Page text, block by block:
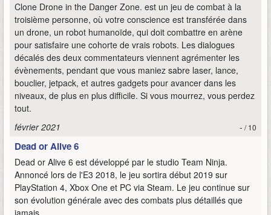
Clone Drone in the Danger Zone. est un jeu de combat à la
troisième personne, où votre conscience est transférée dans
un drone, un robot humanoïde, qui doit combattre en arène
pour satisfaire une cohorte de vrais robots. Les dialogues
décalés des deux commentateurs viennent agrémenter les
évènements, pendant que vous maniez sabre laser, lance,
bouclier, jetpack, et autres gadgets pour avancer dans les
niveaux, de plus en plus difficile. Si vous mourrez, vous perdez
tout.
février 2021
- / 10
Dead or Alive 6
Dead or Alive 6 est développé par le studio Team Ninja.
Annoncé lors de l'E3 2018, le jeu sortira début 2019 sur
PlayStation 4, Xbox One et PC via Steam. Le jeu continue sur
son évolution générale avec des combats plus détaillés que
jamais